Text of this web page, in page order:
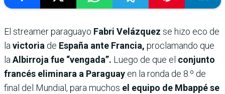
El streamer paraguayo Fabri Velázquez se hizo eco de
lavictoria de España ante Francia, proclamando que
laAlbirroja fue “vengada”. Luego de que el conjunto
francés eliminara a Paraguay en la ronda de 8.º de
final del Mundial, para muchos el equipo de Mbappé se